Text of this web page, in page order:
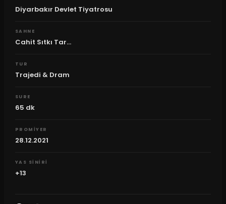
Diyarbakır Devlet Tiyatrosu
SAHNE
Cahit Sıtkı Tar...
TUR
Trajedi & Dram
SURE
65 dk
PROMIYER
28.12.2021
YAS SINIRI
+13